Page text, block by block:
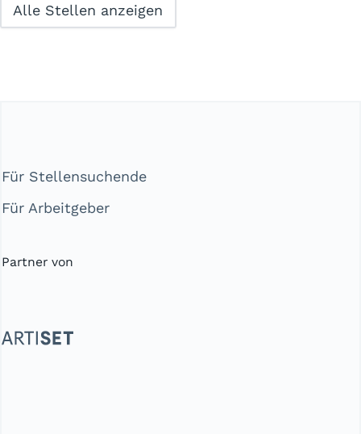
Alle Stellen anzeigen
Für Stellensuchende
Für Arbeitgeber
Partner von